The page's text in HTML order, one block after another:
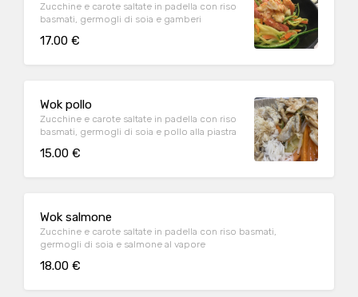
Zucchine e carote saltate in padella con riso
basmati, germogli di soia e gamberi
17.00 €
Wok pollo
Zucchine e carote saltate in padella con riso
basmati, germogli di soia e pollo alla piastra
15.00 €
Wok salmone
Zucchine e carote saltate in padella con riso basmati,
germogli di soia e salmone al vapore
18.00 €